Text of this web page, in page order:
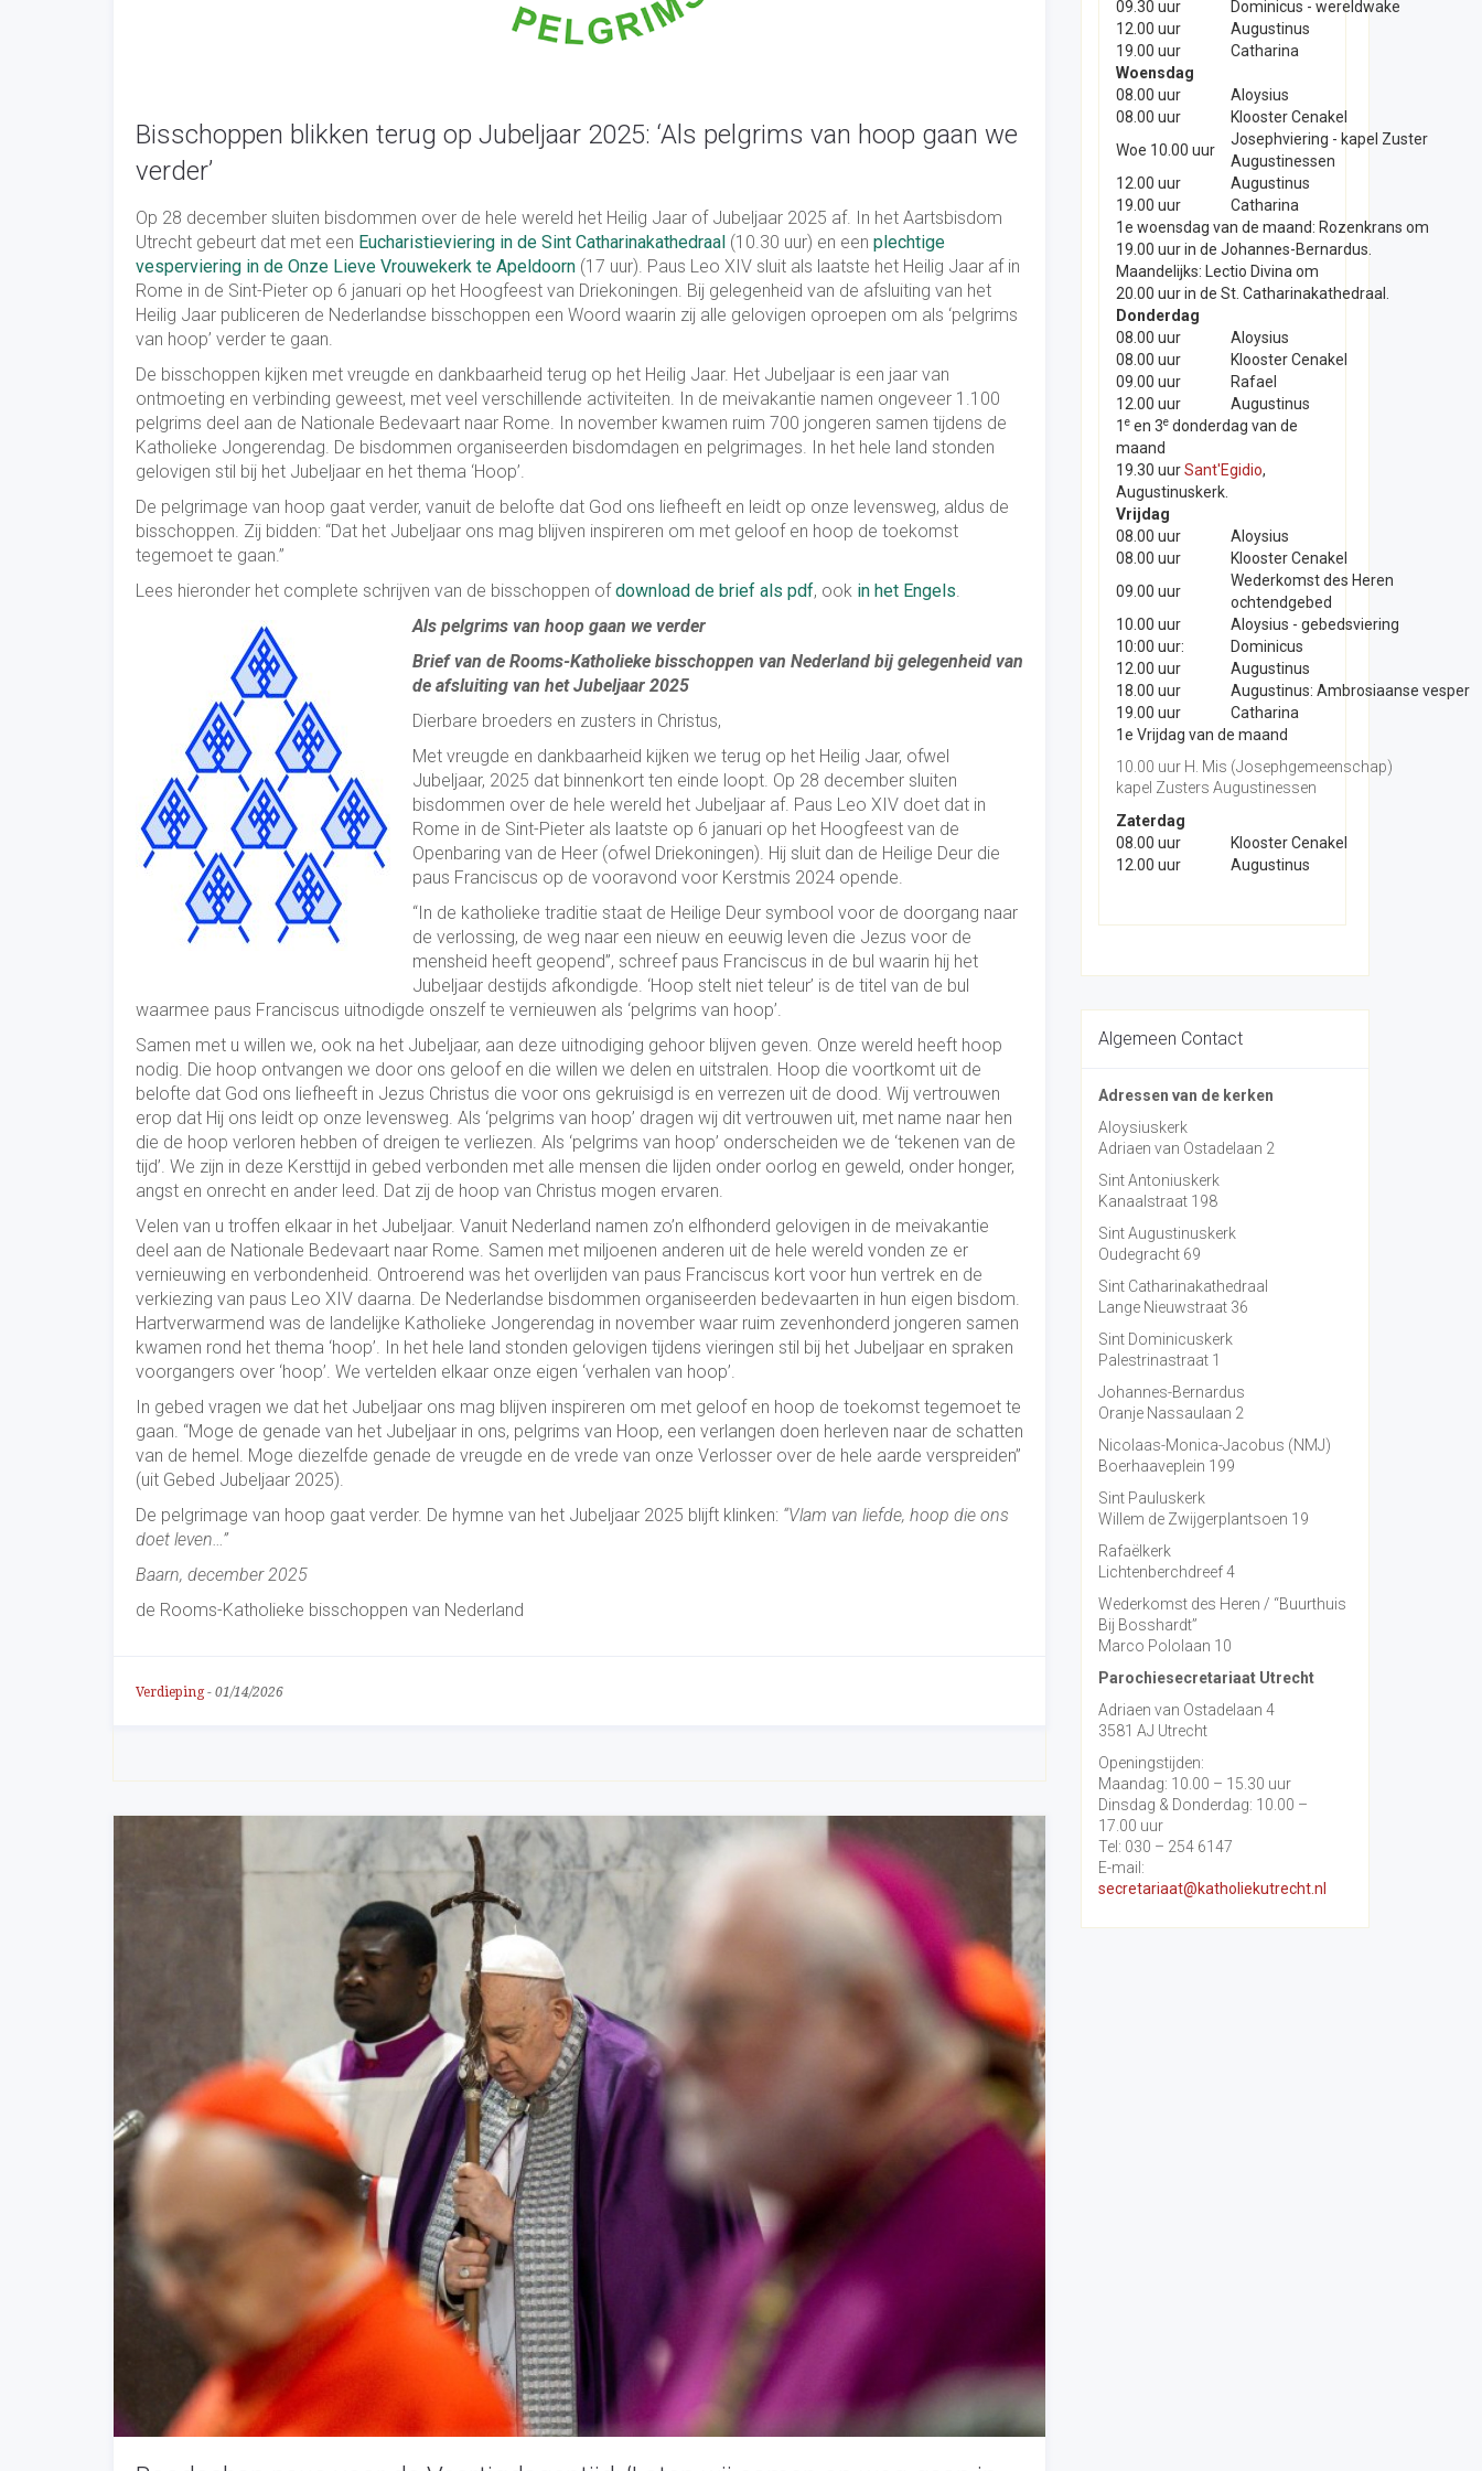
Bisschoppen blikken terug op Jubeljaar 2025: ‘Als pelgrims van hoop gaan we
verder’
Op 28 december sluiten bisdommen over de hele wereld het Heilig Jaar of Jubeljaar 2025 af. In het Aartsbisdom
Utrecht gebeurt dat met een Eucharistieviering in de Sint Catharinakathedraal (10.30 uur) en een plechtige
vesperviering in de Onze Lieve Vrouwekerk te Apeldoorn (17 uur). Paus Leo XIV sluit als laatste het Heilig Jaar af in
Rome in de Sint-Pieter op 6 januari op het Hoogfeest van Driekoningen. Bij gelegenheid van de afsluiting van het
Heilig Jaar publiceren de Nederlandse bisschoppen een Woord waarin zij alle gelovigen oproepen om als ‘pelgrims
van hoop’ verder te gaan.
De bisschoppen kijken met vreugde en dankbaarheid terug op het Heilig Jaar. Het Jubeljaar is een jaar van
ontmoeting en verbinding geweest, met veel verschillende activiteiten. In de meivakantie namen ongeveer 1.100
pelgrims deel aan de Nationale Bedevaart naar Rome. In november kwamen ruim 700 jongeren samen tijdens de
Katholieke Jongerendag. De bisdommen organiseerden bisdomdagen en pelgrimages. In het hele land stonden
gelovigen stil bij het Jubeljaar en het thema ‘Hoop’.
De pelgrimage van hoop gaat verder, vanuit de belofte dat God ons liefheeft en leidt op onze levensweg, aldus de
bisschoppen. Zij bidden: “Dat het Jubeljaar ons mag blijven inspireren om met geloof en hoop de toekomst
tegemoet te gaan.”
Lees hieronder het complete schrijven van de bisschoppen of download de brief als pdf, ook in het Engels.
Als pelgrims van hoop gaan we verder
Brief van de Rooms-Katholieke bisschoppen van Nederland bij gelegenheid van
de afsluiting van het Jubeljaar 2025
Dierbare broeders en zusters in Christus,
Met vreugde en dankbaarheid kijken we terug op het Heilig Jaar, ofwel
Jubeljaar, 2025 dat binnenkort ten einde loopt. Op 28 december sluiten
bisdommen over de hele wereld het Jubeljaar af. Paus Leo XIV doet dat in
Rome in de Sint-Pieter als laatste op 6 januari op het Hoogfeest van de
Openbaring van de Heer (ofwel Driekoningen). Hij sluit dan de Heilige Deur die
paus Franciscus op de vooravond voor Kerstmis 2024 opende.
“In de katholieke traditie staat de Heilige Deur symbool voor de doorgang naar
de verlossing, de weg naar een nieuw en eeuwig leven die Jezus voor de
mensheid heeft geopend”, schreef paus Franciscus in de bul waarin hij het
Jubeljaar destijds afkondigde. ‘Hoop stelt niet teleur’ is de titel van de bul
waarmee paus Franciscus uitnodigde onszelf te vernieuwen als ‘pelgrims van hoop’.
Samen met u willen we, ook na het Jubeljaar, aan deze uitnodiging gehoor blijven geven. Onze wereld heeft hoop
nodig. Die hoop ontvangen we door ons geloof en die willen we delen en uitstralen. Hoop die voortkomt uit de
belofte dat God ons liefheeft in Jezus Christus die voor ons gekruisigd is en verrezen uit de dood. Wij vertrouwen
erop dat Hij ons leidt op onze levensweg. Als ‘pelgrims van hoop’ dragen wij dit vertrouwen uit, met name naar hen
die de hoop verloren hebben of dreigen te verliezen. Als ‘pelgrims van hoop’ onderscheiden we de ‘tekenen van de
tijd’. We zijn in deze Kersttijd in gebed verbonden met alle mensen die lijden onder oorlog en geweld, onder honger,
angst en onrecht en ander leed. Dat zij de hoop van Christus mogen ervaren.
Velen van u troffen elkaar in het Jubeljaar. Vanuit Nederland namen zo’n elfhonderd gelovigen in de meivakantie
deel aan de Nationale Bedevaart naar Rome. Samen met miljoenen anderen uit de hele wereld vonden ze er
vernieuwing en verbondenheid. Ontroerend was het overlijden van paus Franciscus kort voor hun vertrek en de
verkiezing van paus Leo XIV daarna. De Nederlandse bisdommen organiseerden bedevaarten in hun eigen bisdom.
Hartverwarmend was de landelijke Katholieke Jongerendag in november waar ruim zevenhonderd jongeren samen
kwamen rond het thema ‘hoop’. In het hele land stonden gelovigen tijdens vieringen stil bij het Jubeljaar en spraken
voorgangers over ‘hoop’. We vertelden elkaar onze eigen ‘verhalen van hoop’.
In gebed vragen we dat het Jubeljaar ons mag blijven inspireren om met geloof en hoop de toekomst tegemoet te
gaan. “Moge de genade van het Jubeljaar in ons, pelgrims van Hoop, een verlangen doen herleven naar de schatten
van de hemel. Moge diezelfde genade de vreugde en de vrede van onze Verlosser over de hele aarde verspreiden”
(uit Gebed Jubeljaar 2025).
De pelgrimage van hoop gaat verder. De hymne van het Jubeljaar 2025 blijft klinken: “Vlam van liefde, hoop die ons
doet leven…”
Baarn, december 2025
de Rooms-Katholieke bisschoppen van Nederland
Verdieping- 01/14/2026
09.30 uur
Dominicus - wereldwake
12.00 uur
Augustinus
19.00 uur
Catharina
Woensdag
08.00 uur
Aloysius
08.00 uur
Klooster Cenakel
Woe 10.00 uur
Josephviering - kapel Zuster
Augustinessen
12.00 uur
Augustinus
19.00 uur
Catharina
1e woensdag van de maand: Rozenkrans om
19.00 uur in de Johannes-Bernardus.
Maandelijks: Lectio Divina om
20.00 uur in de St. Catharinakathedraal.
Donderdag
08.00 uur
Aloysius
08.00 uur
Klooster Cenakel
09.00 uur
Rafael
12.00 uur
Augustinus
1 een 3edonderdag van de
maand
19.30 uurSant'Egidio,
Augustinuskerk.
Vrijdag
08.00 uur
Aloysius
08.00 uur
Klooster Cenakel
09.00 uur
Wederkomst des Heren
ochtendgebed
10.00 uur
Aloysius - gebedsviering
10:00 uur:
Dominicus
12.00 uur
Augustinus
18.00 uur
Augustinus: Ambrosiaanse vesper
19.00 uur
Catharina
1e Vrijdag van de maand
10.00 uur H. Mis (Josephgemeenschap)
kapel Zusters Augustinessen
Zaterdag
08.00 uur
Klooster Cenakel
12.00 uur
Augustinus
Algemeen Contact
Adressen van de kerken
Aloysiuskerk
Adriaen van Ostadelaan 2
Sint Antoniuskerk
Kanaalstraat 198
Sint Augustinuskerk
Oudegracht 69
Sint Catharinakathedraal
Lange Nieuwstraat 36
Sint Dominicuskerk
Palestrinastraat 1
Johannes-Bernardus
Oranje Nassaulaan 2
Nicolaas-Monica-Jacobus (NMJ)
Boerhaaveplein 199
Sint Pauluskerk
Willem de Zwijgerplantsoen 19
Rafaëlkerk
Lichtenberchdreef 4
Wederkomst des Heren / “Buurthuis
Bij Bosshardt”
Marco Pololaan 10
Parochiesecretariaat Utrecht
Adriaen van Ostadelaan 4
3581 AJ Utrecht
Openingstijden:
Maandag: 10.00 – 15.30 uur
Dinsdag & Donderdag: 10.00 –
17.00 uur
Tel: 030 – 254 6147
E-mail:
secretariaat@katholiekutrecht.nl